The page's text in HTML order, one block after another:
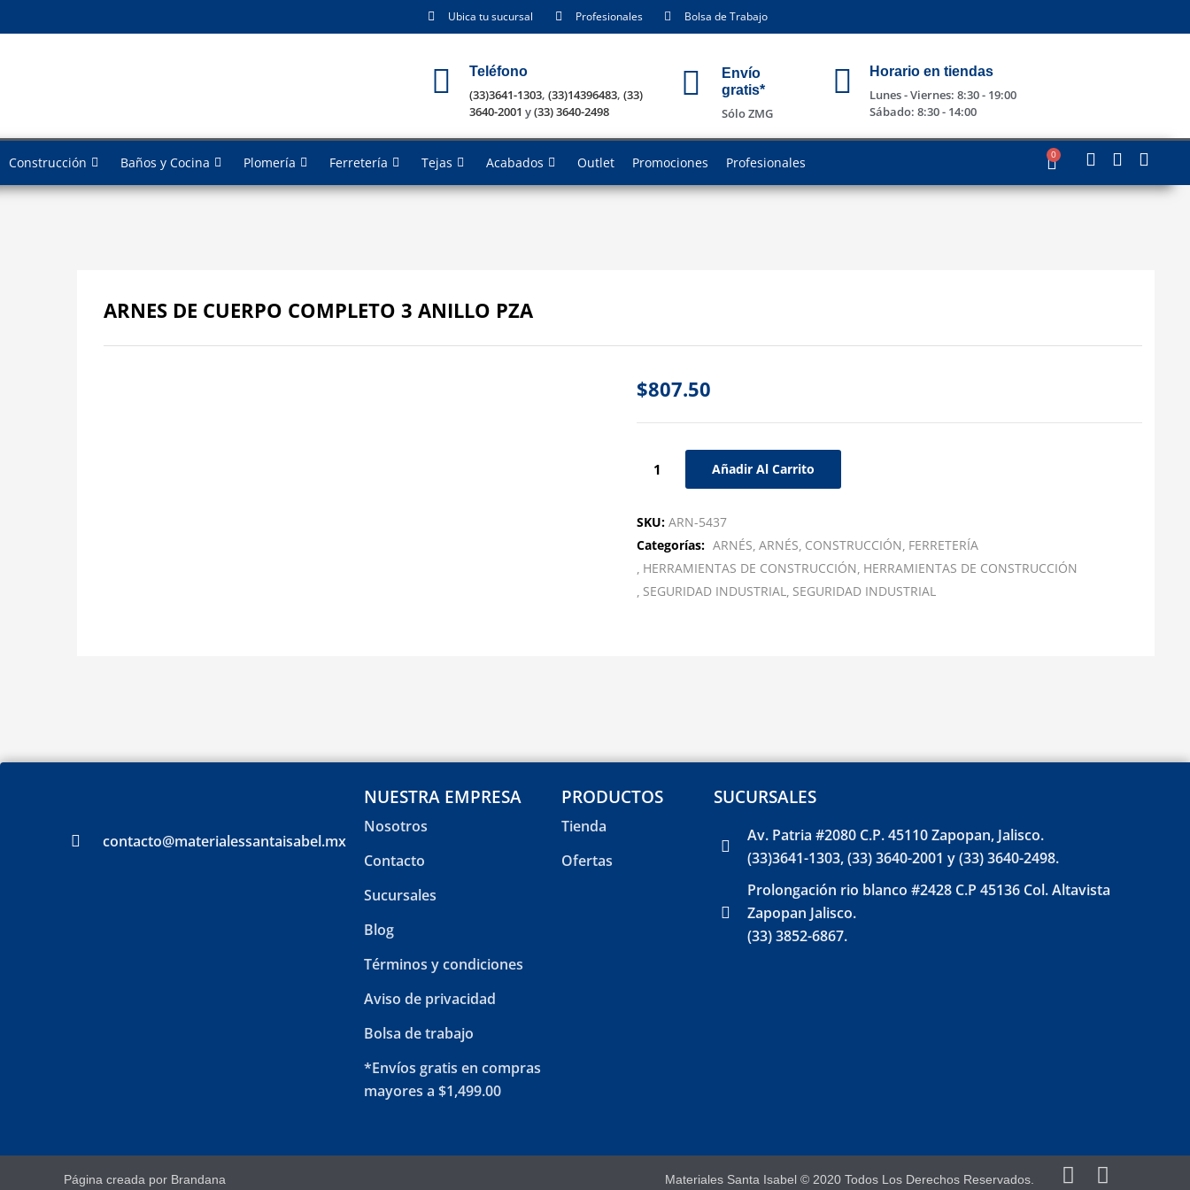
Ubica tu sucursal Profesionales Bolsa de Trabajo
Teléfono
(33)3641-1303, (33)14396483, (33)
3640-2001 y(33) 3640-2498
Envío
gratis*
Sólo ZMG
Horario en tiendas
Lunes - Viernes: 8:30 - 19:00
Sábado: 8:30 - 14:00
Construcción Baños y Cocina Plomería Ferretería Tejas Acabados Outlet Promociones Profesionales 0
ARNES DE CUERPO COMPLETO 3 ANILLO PZA
$807.50
Añadir Al Carrito
SKU: ARN-5437
Categorías: ARNÉS ARNÉS CONSTRUCCIÓN FERRETERÍA
HERRAMIENTAS DE CONSTRUCCIÓN HERRAMIENTAS DE CONSTRUCCIÓN
SEGURIDAD INDUSTRIAL SEGURIDAD INDUSTRIAL
contacto@materialessantaisabel.mx
NUESTRA EMPRESA
Nosotros
Contacto
Sucursales
Blog
Términos y condiciones
Aviso de privacidad
Bolsa de trabajo
*Envíos gratis en compras
mayores a $1,499.00
PRODUCTOS
Tienda
Ofertas
SUCURSALES
Av. Patria #2080 C.P. 45110 Zapopan, Jalisco.
(33)3641-1303, (33) 3640-2001 y (33) 3640-2498.
Prolongación rio blanco #2428 C.P 45136 Col. Altavista
Zapopan Jalisco.
(33) 3852-6867.
Página creada por Brandana Materiales Santa Isabel © 2020 Todos Los Derechos Reservados.